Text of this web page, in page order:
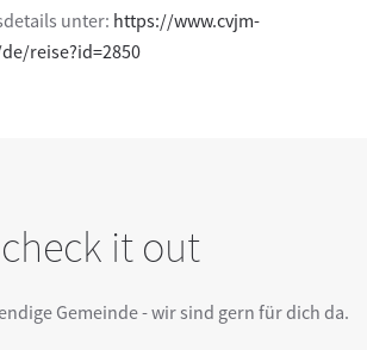
unter: https://www.cvjm-
reise?id=2850
check it out
Gemeinde - wir sind gern für dich da.